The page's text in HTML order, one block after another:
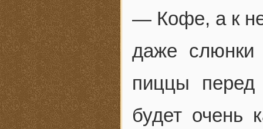
— Кофе, а к
даже слюнки
пиццы
будет очень